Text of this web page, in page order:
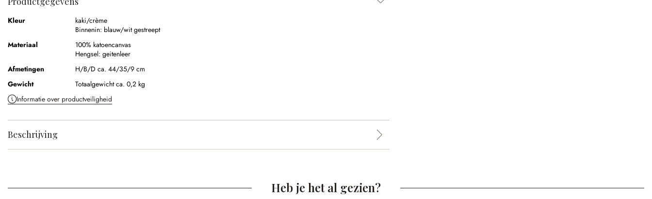
Kleur
kaki/crème
Binnenin: blauw/wit gestreept
Materiaal
100% katoencanvas
Hengsel: geitenleer
Afmetingen
H/B/D ca. 44/35/9 cm
Gewicht
Totaalgewicht ca. 0,2 kg
Informatie over productveiligheid
Beschrijving
Heb je het al gezien?